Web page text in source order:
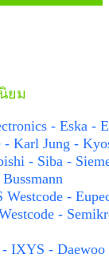
ยม
- Eska -
Karl Jung -
- Siba -
-
-
IXYS - Daewoo